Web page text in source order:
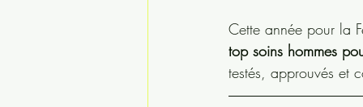
Cette année pour la
top soins hommes
testés, approuvés et